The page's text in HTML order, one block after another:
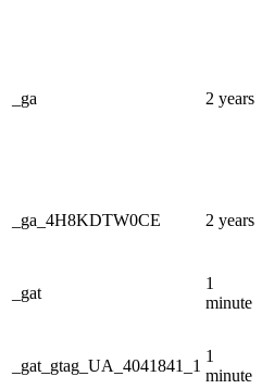
_ga 2 years
_ga_4H8KDTW0CE
2 years
_gat
1
minute
_gat_gtag_UA_4041841_1
1
minute